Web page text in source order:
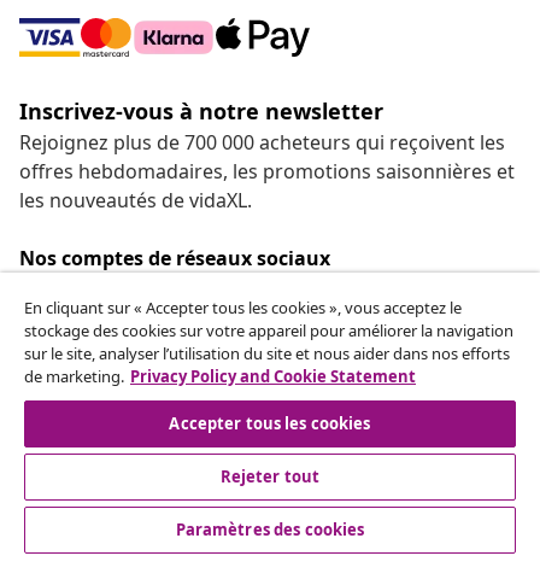
Inscrivez-vous à notre newsletter
Rejoignez plus de 700 000 acheteurs qui reçoivent les
offres hebdomadaires, les promotions saisonnières et
les nouveautés de vidaXL.
Nos comptes de réseaux sociaux
Service Clients
En cliquant sur « Accepter tous les cookies », vous acceptez le
stockage des cookies sur votre appareil pour améliorer la navigation
sur le site, analyser l’utilisation du site et nous aider dans nos efforts
de marketing. Privacy Policy and Cookie Statement
Accepter tous les cookies
Rejeter tout
Paramètres des cookies